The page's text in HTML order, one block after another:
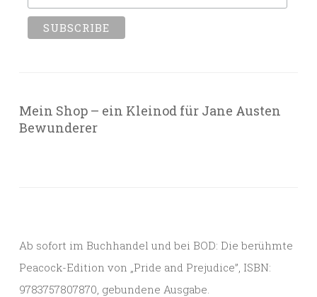
Mein Shop – ein Kleinod für Jane Austen
Bewunderer
Ab sofort im Buchhandel und bei BOD: Die berühmte
Peacock-Edition von „Pride and Prejudice”, ISBN:
9783757807870, gebundene Ausgabe.